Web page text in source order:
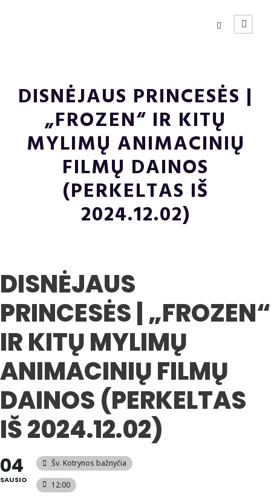
DISNĖJAUS PRINCESĖS |
„FROZEN“ IR KITŲ
MYLIMŲ ANIMACINIŲ
FILMŲ DAINOS
(PERKELTAS IŠ
2024.12.02)
DISNĖJAUS
PRINCESĖS | „FROZEN“
IR KITŲ MYLIMŲ
ANIMACINIŲ FILMŲ
DAINOS (PERKELTAS
IŠ 2024.12.02)
04
SAUSIO
Šv. Kotrynos bažnyčia
12:00